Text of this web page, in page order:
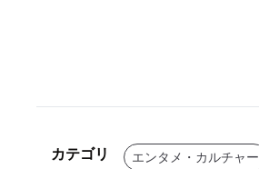
カテゴリ エンタメ・カルチャー